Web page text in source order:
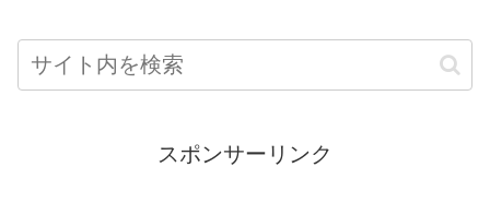
スポンサーリンク